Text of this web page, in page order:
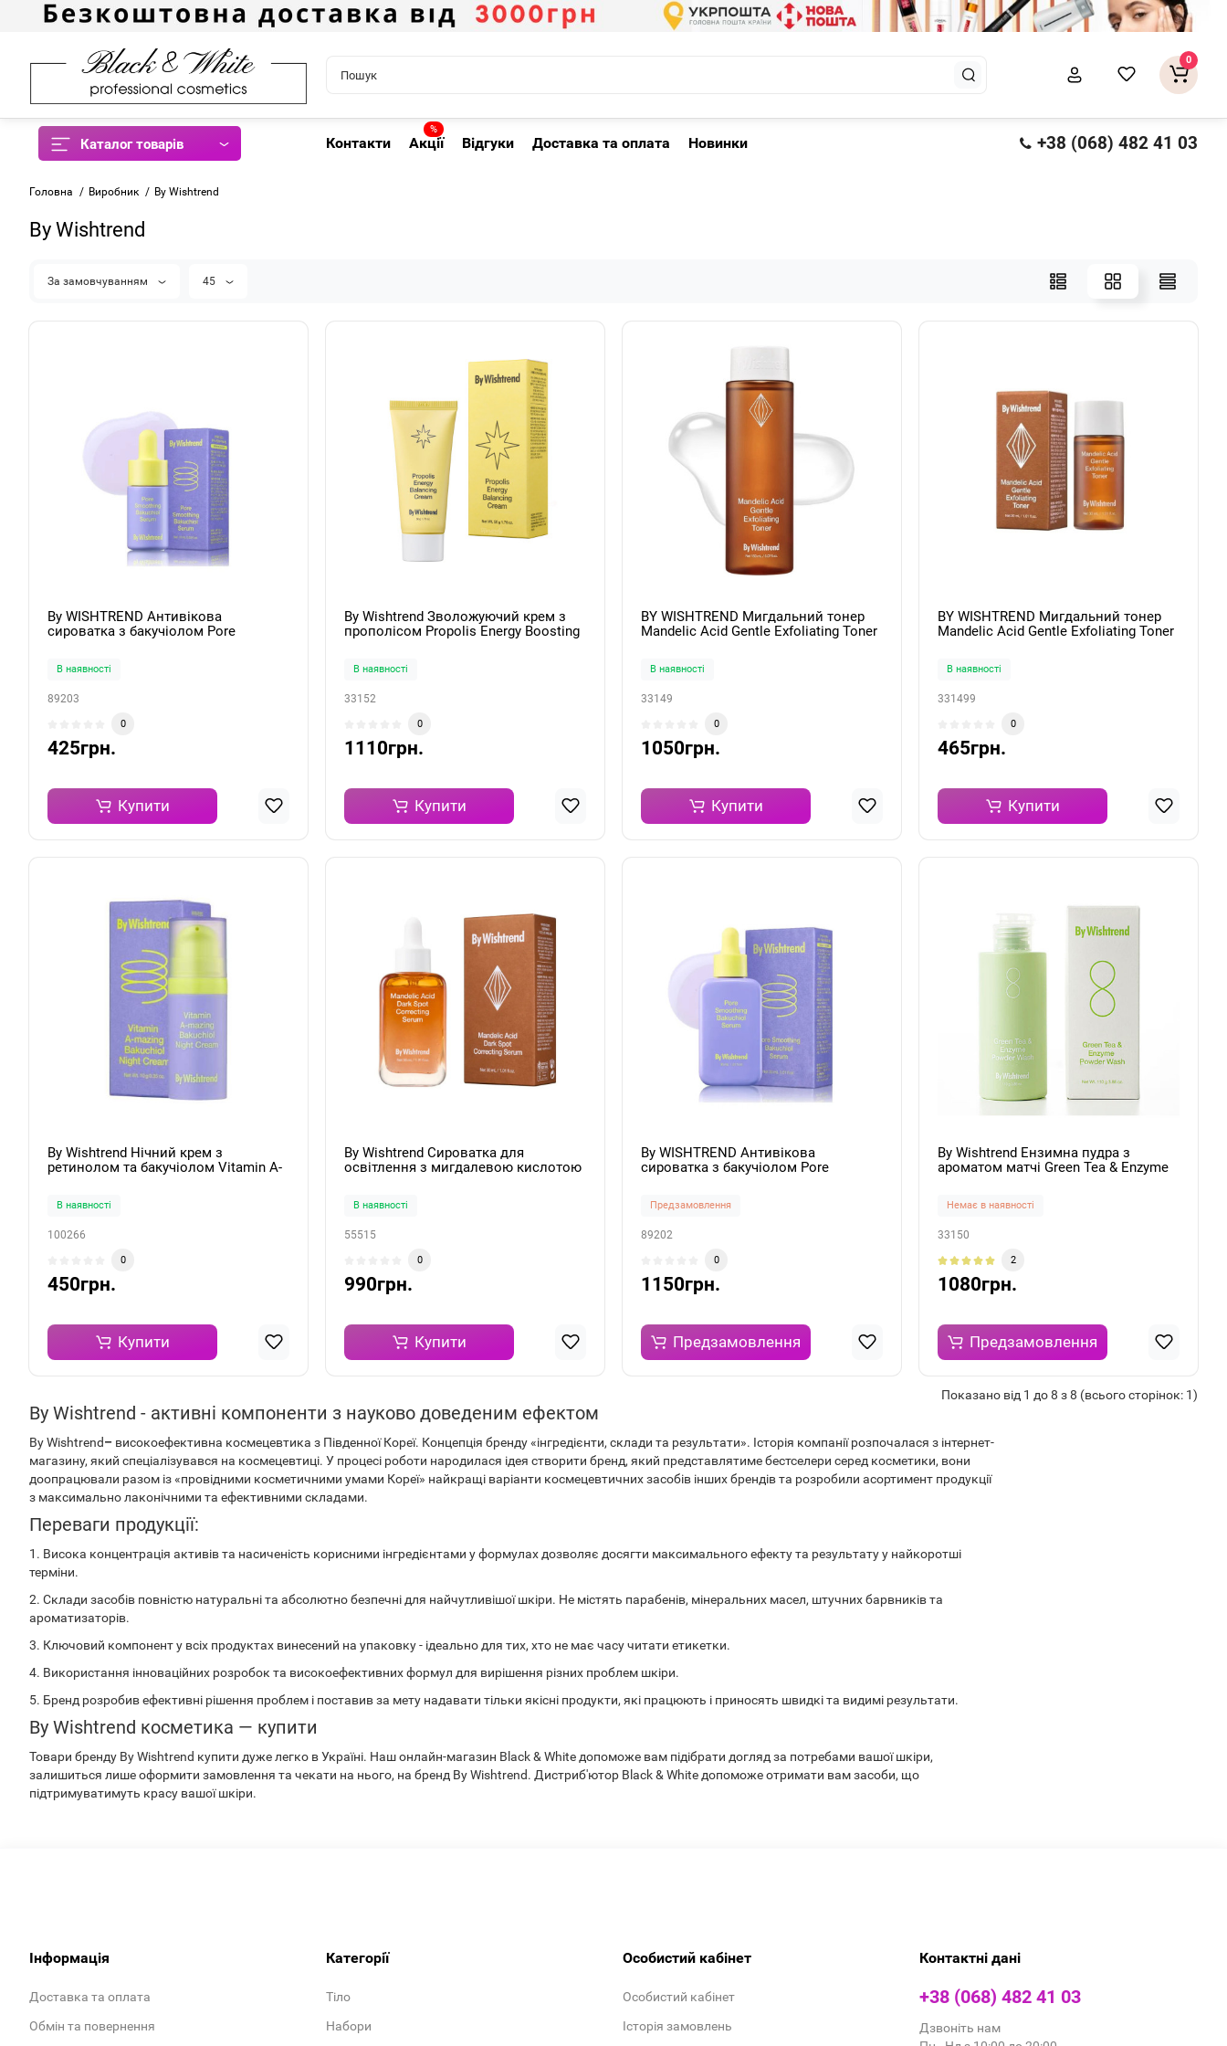
0
Каталог товарів Контакти
%
Акції Відгуки Доставка та оплата Новинки +38 (068) 482 41 03
Головна Виробник By Wishtrend
By Wishtrend
За замовчуванням 45
By WISHTREND Антивікова
сироватка з бакучіолом Pore
В наявності
89203
0
425грн.
Купити
By Wishtrend Зволожуючий крем з
прополісом Propolis Energy Boosting
В наявності
33152
0
1110грн.
Купити
BY WISHTREND Мигдальний тонер
Mandelic Acid Gentle Exfoliating Toner
В наявності
33149
0
1050грн.
Купити
BY WISHTREND Мигдальний тонер
Mandelic Acid Gentle Exfoliating Toner
В наявності
331499
0
465грн.
Купити
By Wishtrend Нічний крем з
ретинолом та бакучіолом Vitamin A-
В наявності
100266
0
450грн.
Купити
By Wishtrend Сироватка для
освітлення з мигдалевою кислотою
В наявності
55515
0
990грн.
Купити
By WISHTREND Антивікова
сироватка з бакучіолом Pore
Предзамовлення
89202
0
1150грн.
Предзамовлення
By Wishtrend Ензимна пудра з
ароматом матчі Green Tea & Enzyme
Немає в наявності
33150
2
1080грн.
Предзамовлення
Показано від 1 до 8 з 8 (всього сторінок: 1)
By Wishtrend - активні компоненти з науково доведеним ефектом
By Wishtrend– високоефективна космецевтика з Південної Кореї. Концепція бренду «інгредієнти, склади та результати». Історія компанії розпочалася з інтернет-
магазину, який спеціалізувався на космецевтиці. У процесі роботи народилася ідея створити бренд, який представлятиме бестселери серед косметики, вони
доопрацювали разом із «провідними косметичними умами Кореї» найкращі варіанти космецевтичних засобів інших брендів та розробили асортимент продукції
з максимально лаконічними та ефективними складами.
Переваги продукції:
1. Висока концентрація активів та насиченість корисними інгредієнтами у формулах дозволяє досягти максимального ефекту та результату у найкоротші
терміни.
2. Склади засобів повністю натуральні та абсолютно безпечні для найчутливішої шкіри. Не містять парабенів, мінеральних масел, штучних барвників та
ароматизаторів.
3. Ключовий компонент у всіх продуктах винесений на упаковку - ідеально для тих, хто не має часу читати етикетки.
4. Використання інноваційних розробок та високоефективних формул для вирішення різних проблем шкіри.
5. Бренд розробив ефективні рішення проблем і поставив за мету надавати тільки якісні продукти, які працюють і приносять швидкі та видимі результати.
By Wishtrend косметика — купити
Товари бренду By Wishtrend купити дуже легко в Україні. Наш онлайн-магазин Black & White допоможе вам підібрати догляд за потребами вашої шкіри,
залишиться лише оформити замовлення та чекати на нього, на бренд By Wishtrend. Дистриб'ютор Black & White допоможе отримати вам засоби, що
підтримуватимуть красу вашої шкіри.
Контактні дані
+38 (068) 482 41 03
Дзвоніть нам
Інформація
Доставка та оплата
Обмін та повернення
Категорії
Тіло
Набори
Особистий кабінет
Особистий кабінет
Історія замовлень